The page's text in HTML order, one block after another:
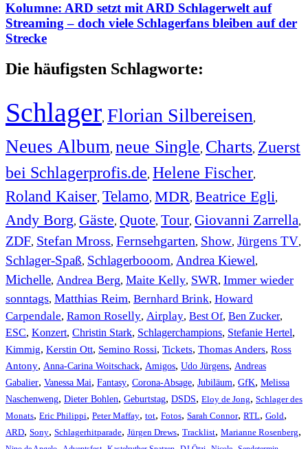
Kolumne: ARD setzt mit ARD Schlagerwelt auf
Streaming – doch viele Schlagerfans bleiben auf der
Strecke
Die häufigsten Schlagworte:
Schlager, Florian Silbereisen,
Neues Album, neue Single, Charts, Zuerst
bei Schlagerprofis.de, Helene Fischer,
Roland Kaiser, Telamo, MDR, Beatrice Egli,
Andy Borg, Gäste, Quote, Tour, Giovanni Zarrella,
ZDF, Stefan Mross, Fernsehgarten, Show, Jürgens TV,
Schlager-Spaß, Schlagerbooom, Andrea Kiewel,
Michelle, Andrea Berg, Maite Kelly, SWR, Immer wieder
sonntags, Matthias Reim, Bernhard Brink, Howard
Carpendale, Ramon Roselly, Airplay, Best Of, Ben Zucker,
ESC, Konzert, Christin Stark, Schlagerchampions, Stefanie Hertel,
Kimmig, Kerstin Ott, Semino Rossi, Tickets, Thomas Anders, Ross
Antony, Anna-Carina Woitschack, Amigos, Udo Jürgens, Andreas
Gabalier, Vanessa Mai, Fantasy, Corona-Absage, Jubiläum, GfK, Melissa
Naschenweng, Dieter Bohlen, Geburtstag, DSDS, Eloy de Jong, Schlager des
Monats, Eric Philippi, Peter Maffay, tot, Fotos, Sarah Connor, RTL, Gold,
ARD, Sony, Schlagerhitparade, Jürgen Drews, Tracklist, Marianne Rosenberg,